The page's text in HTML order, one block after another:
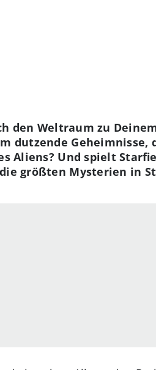
den Weltraum zu
dutzende
Aliens? Und spielt
größten Mysterien in